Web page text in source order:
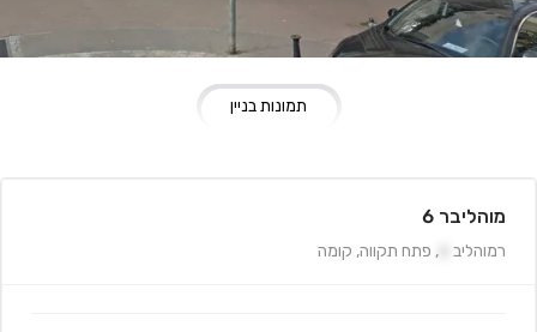
תמונות בניין
מוהליבר 6
רמוהליב , פתח תקווה, קומה